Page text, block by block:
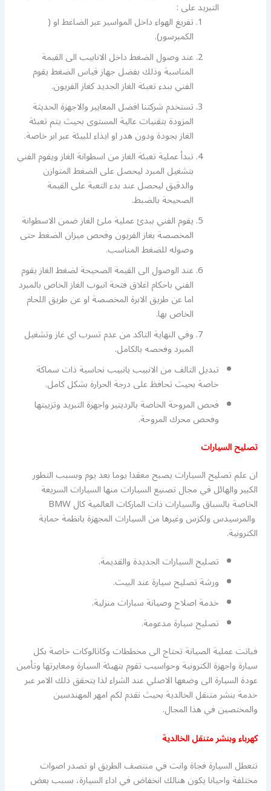
التبريد على :
تفريغ الهواء داخل المواسير عبر الضاغط او (
الكمبرسور).
عند وصول الضغط داخل الانابيب الى القيمة
المناسبة وذلك بفضل جهاز قياس الضغط يقوم
الفني ببدء تعبئة الغاز الجديد كغاز الفريون.
تستخدم شركتنا افضل المعايير والاجهزة الحديثة
المزودة بتقنيات عالية المستوى بحيث يتم تعبئة
الغاز بجودة ودون هدر او ايذاء للبيئة عبر ابر خاصة.
تبدأ عملية تعبئة الغاز من اسطوانة الغاز ويقوم الفني
بتشغيل المبرد ليحصل على الضغط المتوازن
والدقيق ليحصل عند بدء التعبة على القيمة
الصحيحة بالضبط.
يقوم الفني ببدئ عملية ملئ الغاز ضمن الاسطوانة
المخصصة بغاز الفريون وفحص ميزان الضغط حتى
وصوله للضغط المناسب.
عند الوصول الى القيمة الصحيحة لضغط الغاز يقوم
الفني باحكام اغلاق فتحة انبوب الغاز الخاص بالمبرد
اما عن طريق الابرة المخصصة او عن طريق اللحام
الخاص بها.
وفي النهاية التاكد من عدم تسرب اي غاز وتشغيل
المبرد وفحصه بالكامل.
تبديل التالف من الانبيب بانبيب نحاسية ذات سماكة
خاصة بحيث تحافظ على درجة الحرارة بشكل كامل.
فحص المروحة الخاصة بالرديتير واجهزة التبريد وتزييتها
وفحص محرك المروحة.
تصليح السيارات
ان علم تصليح السيارات يصبح معقدا يوما بعد يوم وبسبب التطور
الكبير والهائل في مجال تصنيع السيارات منها السيارات السريعة
الخاصة بالسباق والسيارات ذات الماركات العالمية كال BMW
والمرسيدس ولكزس وغيرها من السيارات المجهزة بانظمة حماية
الكترونية.
تصليح السيارات الجديدة والقديمة.
ورشة تصليح سيارة عند البيت.
خدمة اصلاح وصيانة سبارات منزلية.
تصليح سيارة مدعومة.
فباتت عملية الصيانة تحتاج الى مخططات وكاتالوكات خاصة بكل
سيارة واجهزة الكترونية وحواسيب تقوم بتهيئة السيارة ومعايرتها وتأمين
عودة السيارة الى وضعها الاصلي عند الشراء لذا يتحقق ذلك الامر عبر
خدمة بنشر متنقل الخالدية بحيث نقدم لكم امهر المهندسين
والمختصين في هذا المجال.
كهرباء وبنشر متنقل الخالدية
تتعطل السيارة فجاة وانت في منتصف الطريق او تصدر اصوات
مختلفة واحيانا يكون هنالك انخفاض في اداء السيارة، بسبب بعض